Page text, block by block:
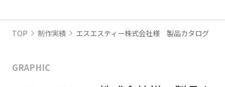
TOP 制作実績 エスエスティー株式会社様 製品カタログ
GRAPHIC